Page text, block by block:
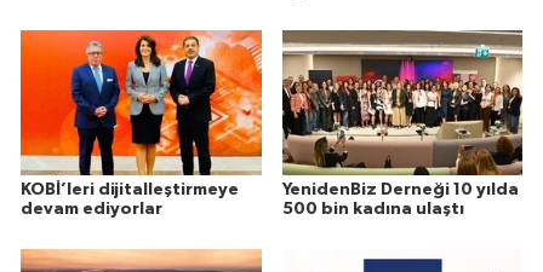
KOBİ’leri dijitalleştirmeye
devam ediyorlar
YenidenBiz Derneği 10 yılda
500 bin kadına ulaştı